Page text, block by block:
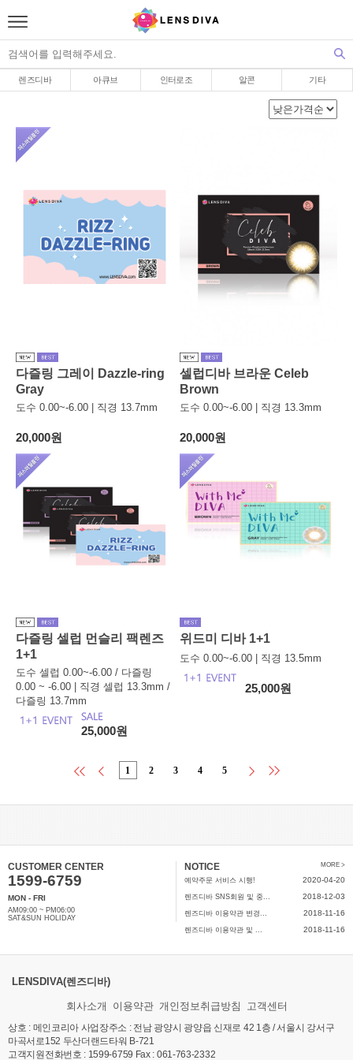
렌즈디바 아큐브 인터로조 알콘 기타
다즐링 그레이 Dazzle-ring
Gray
도수 0.00~-6.00 | 직경 13.7mm
20,000원
셀럽디바 브라운 Celeb
Brown
도수 0.00~-6.00 | 직경 13.3mm
20,000원
다즐링 셀럽 먼슬리 팩렌즈
1+1
도수 셀럽 0.00~-6.00 / 다즐링
0.00 ~ -6.00 | 직경 셀럽 13.3mm /
다즐링 13.7mm
25,000원
위드미 디바 1+1
도수 0.00~-6.00 | 직경 13.5mm
25,000원
1 2 3 4 5
CUSTOMER CENTER
1599-6759
MON - FRI
AM09:00 ~ PM06:00
SAT&SUN HOLIDAY
NOTICE MORE >
예약주문 서비스 시행! 2020-04-20
렌즈디바 SNS회원 및 중... 2018-12-03
렌즈디바 이용약관 변경... 2018-11-16
렌즈디바 이용약관 및 ... 2018-11-16
LENSDIVA(렌즈디바)
회사소개 이용약관 개인정보취급방침 고객센터
상호 : 메인코리아 사업장주소 : 전남 광양시 광양읍 신재로 42 1층 / 서울시 강서구
마곡서로152 두산더랜드타워 B-721
고객지원전화번호 : 1599-6759 Fax : 061-763-2332